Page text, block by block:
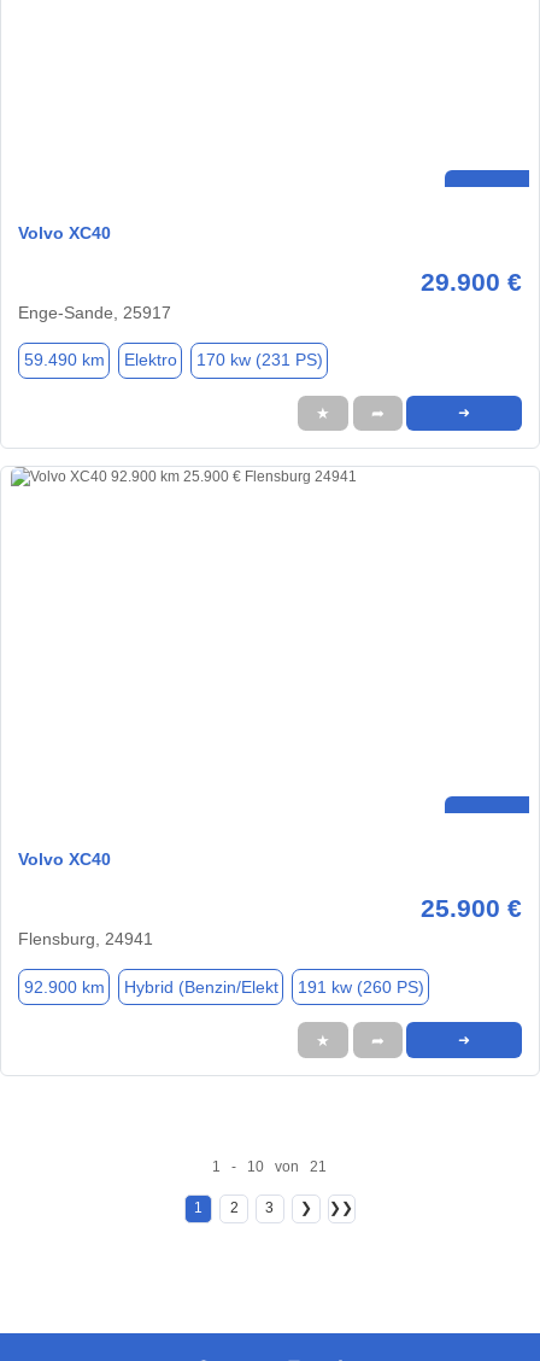
Volvo XC40
29.900 €
Enge-Sande, 25917
59.490 km Elektro 170 kw (231 PS)
★ ➦ ➜
Volvo XC40
25.900 €
Flensburg, 24941
92.900 km Hybrid (Benzin/Elekt 191 kw (260 PS)
★ ➦ ➜
1 - 10 von 21
1 2 3 ❯ ❯❯